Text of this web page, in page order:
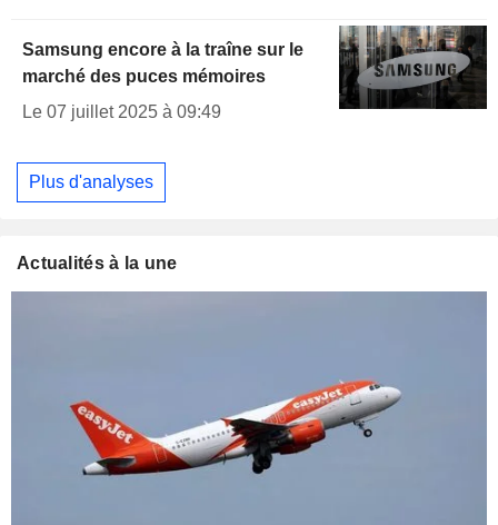
Samsung encore à la traîne sur le
marché des puces mémoires
Le 07 juillet 2025 à 09:49
Plus d'analyses
Actualités à la une